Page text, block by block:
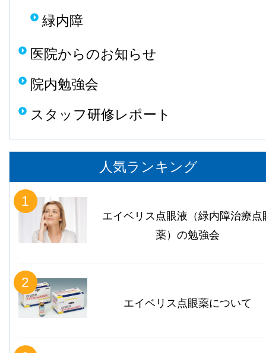
緑内障
医院からのお知らせ
院内勉強会
スタッフ研修レポート
人気ランキング
1
エイベリス点眼液（緑内障治療点
薬）の勉強会
2
エイベリス点眼薬について